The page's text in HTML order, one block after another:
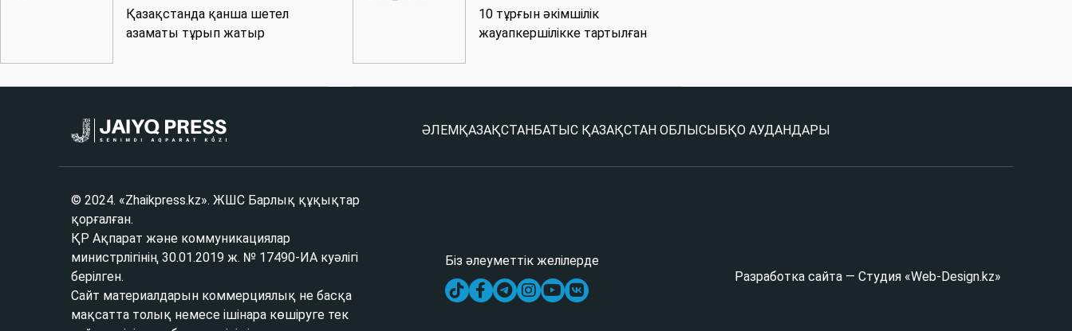
Қазақстанда қанша шетел
азаматы тұрып жатыр
10 тұрғын әкімшілік
жауапкершілікке тартылған
ӘЛЕМ ҚАЗАҚСТАН БАТЫС ҚАЗАҚСТАН ОБЛЫСЫ БҚО АУДАНДАРЫ
© 2024. «Zhaikpress.kz». ЖШС Барлық құқықтар
қорғалған.
ҚР Ақпарат және коммуникациялар
министрлігінің 30.01.2019 ж. № 17490-ИА куәлігі
берілген.
Сайт материалдарын коммерциялық не басқа
мақсатта толық немесе ішінара көшіруге тек
Біз әлеуметтік желілерде
Разработка сайта — Студия «Web-Design.kz»